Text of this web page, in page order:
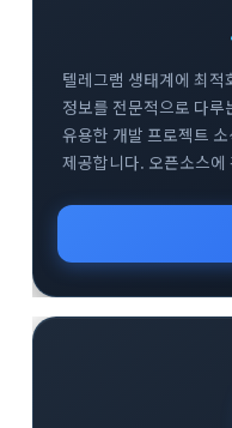
텔레그램 생태계에 최
정보를 전문적으로 다루
유용한 개발 프로젝트
제공합니다. 오픈소스에
있게 전달하고 있습니다.
Home
Home 바로가기